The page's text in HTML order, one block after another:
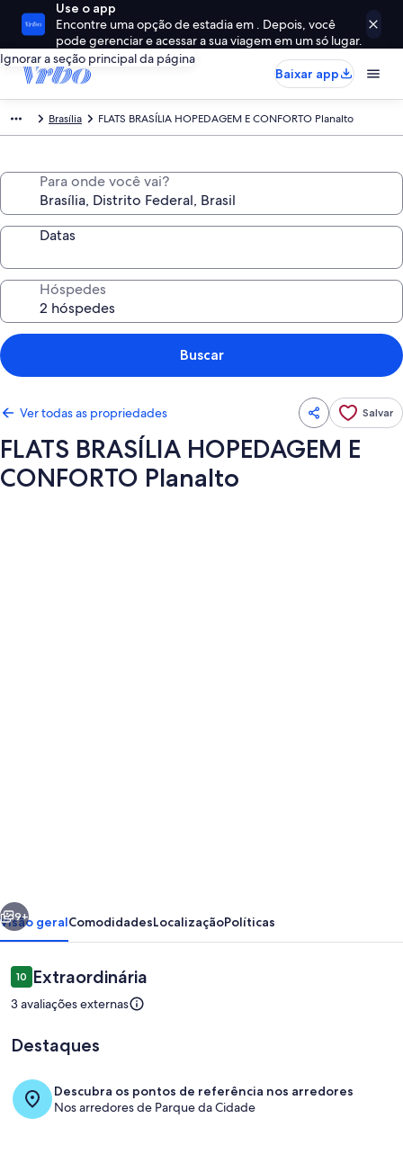
Use o app
Encontre uma opção de estadia em . Depois, você
pode gerenciar e acessar a sua viagem em um só lugar.
Ignorar a seção principal da página
Baixar app
Brasília FLATS BRASÍLIA HOPEDAGEM E CONFORTO Planalto
Para onde você vai?
Datas
Hóspedes
Buscar
Ver todas as propriedades Salvar
FLATS BRASÍLIA HOPEDAGEM E
CONFORTO Planalto
CONFORTO
Planalto
Quarto
Próximo
9+
Visão geralComodidadesLocalizaçãoPolíticas
Avaliações
1010 de 10
Extraordinária
3 avaliações externas
Destaques
Descubra os pontos de referência nos arredores
Nos arredores de Parque da Cidade